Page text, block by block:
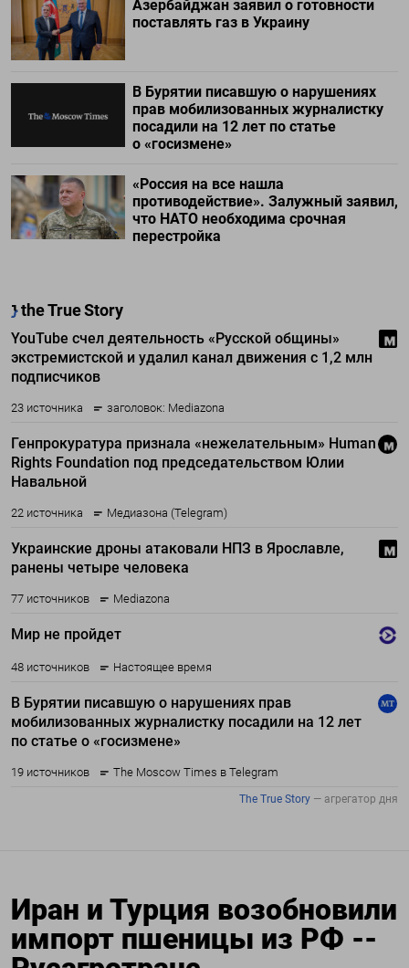
Азербайджан заявил о готовности
поставлять газ в Украину
В Бурятии писавшую о нарушениях
прав мобилизованных журналистку
посадили на 12 лет по статье
о «госизмене»
«Россия на все нашла
противодействие». Залужный заявил,
что НАТО необходима срочная
перестройка
Иран и Турция возобновили
импорт пшеницы из РФ --